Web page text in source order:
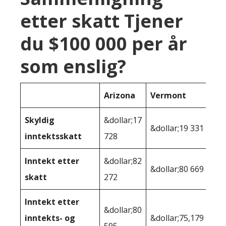
etter skatt Tjener
du $100 000 per år
som enslig?
Arizona Vermont
Skyldig
inntektsskatt
&dollar;17
728
&dollar;19 331
Inntekt etter
skatt
&dollar;82
272
&dollar;80 669
Inntekt etter
inntekts- og
&dollar;80
&dollar;75,179